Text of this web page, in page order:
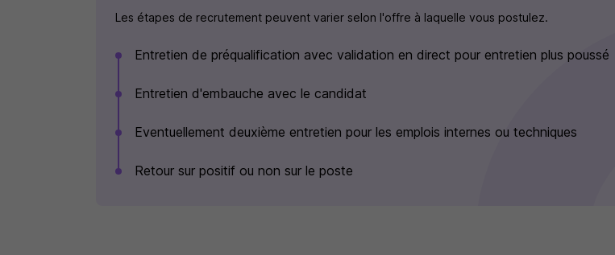
Les étapes de recrutement peuvent varier selon l'offre à laquelle vous postulez.
Entretien de préqualification avec validation en direct pour entretien plus poussé
Entretien d'embauche avec le candidat
Eventuellement deuxième entretien pour les emplois internes ou techniques
Retour sur positif ou non sur le poste